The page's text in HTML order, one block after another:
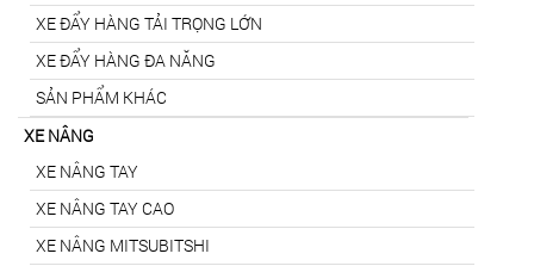
XE ĐẨY HÀNG TẢI TRỌNG LỚN
XE ĐẨY HÀNG ĐA NĂNG
SẢN PHẨM KHÁC
XE NÂNG
XE NÂNG TAY
XE NÂNG TAY CAO
XE NÂNG MITSUBITSHI